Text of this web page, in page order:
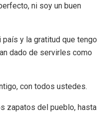
ni soy un buen
y la gratitud que tengo
dado de servirles como
con todos ustedes.
zapatos del pueblo, hasta